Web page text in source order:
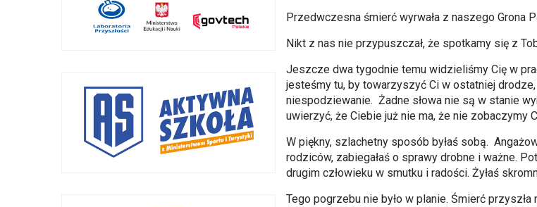
Przedwczesna śmierć wyrwała z naszego Grona
Nikt z nas nie przypuszczał, że spotkamy się z
Jeszcze dwa tygodnie temu widzieliśmy Cię w
jesteśmy tu, by towarzyszyć Ci w ostatniej
niespodziewanie. Żadne słowa nie są w stanie
uwierzyć, że Ciebie już nie ma, że nie zobaczymy
W piękny, szlachetny sposób byłaś sobą.
rodziców, zabiegałaś o sprawy drobne i ważne.
drugim człowieku w smutku i radości. Żyłaś
Tego pogrzebu nie było w planie. Śmierć